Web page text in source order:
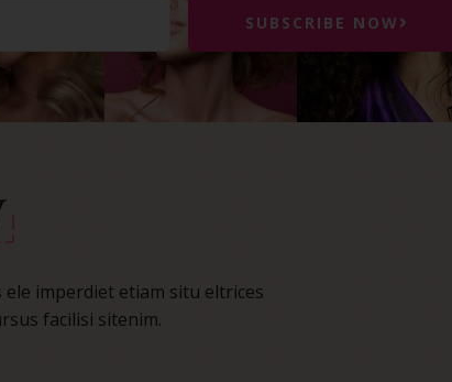
SUBSCRIBE NOW
imperdiet etiam situ eltrices
facilisi sitenim.